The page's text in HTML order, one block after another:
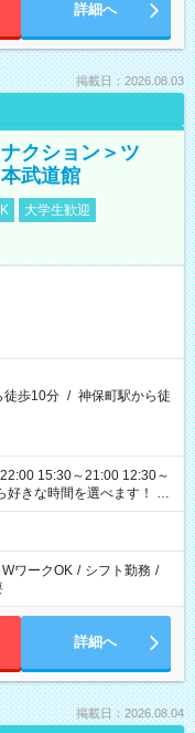
詳細へ
掲載日：2026.08.03
クション＞ツ
武道館
大学生歓迎
徒歩10分 / 神保町駅から徒
15:30～21:00 12:30～
ワークOK / シフト勤務 /
詳細へ
掲載日：2026.08.04